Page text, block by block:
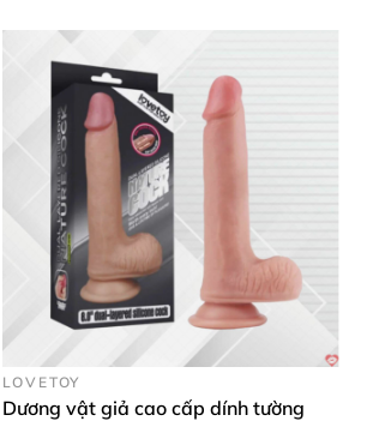
LOVETOY
Dương vật giả cao cấp dính tường